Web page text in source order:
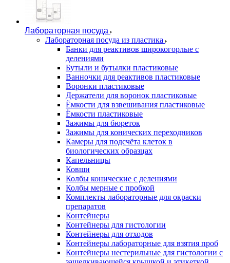
Лабораторная посуда
Лабораторная посуда из пластика
Банки для реактивов широкогорлые с
делениями
Бутыли и бутылки пластиковые
Ванночки для реактивов пластиковые
Воронки пластиковые
Держатели для воронок пластиковые
Ёмкости для взвешивания пластиковые
Ёмкости пластиковые
Зажимы для бюреток
Зажимы для конических переходников
Камеры для подсчёта клеток в
биологических образцах
Капельницы
Ковши
Колбы конические с делениями
Колбы мерные с пробкой
Комплекты лабораторные для окраски
препаратов
Контейнеры
Контейнеры для гистологии
Контейнеры для отходов
Контейнеры лабораторные для взятия проб
Контейнеры нестерильные для гистологии с